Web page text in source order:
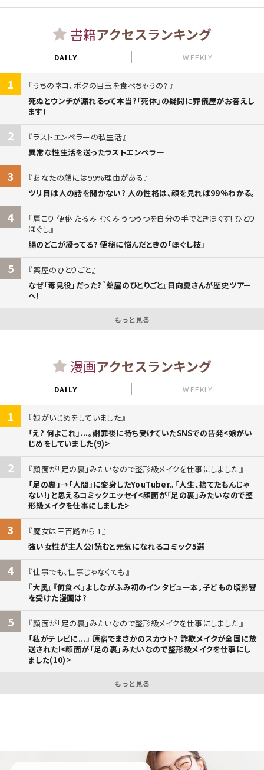
書籍アクセスランキング
DAILY WEEKLY
1
うちのネコ、ボクの目玉を食べちゃうの?
死ぬとウンチが漏れるって本当?「死体」の疑問に葬儀屋がお答えし
ます!
2
ラストエンペラーの私生活
異常な性生活を送ったラストエンペラー
3
あなたの顔には99%理由がある
ツリ目は人の話を聞かない? 人の性格は、顔を見れば99%わかる。
4
肩こり 便秘 たるみ むくみ うつうつを自分の手でときほぐす! ひとり
ほぐし
腸のどこが凝ってる? 便秘に悩んだときの「ほぐし技」
5
薬屋のひとりごと
なぜ「毒見役」だった?『薬屋のひとりごと』日向夏さんが歴史ツアー
へ!
もっと見る
漫画アクセスランキング
DAILY WEEKLY
1
娘がいじめをしていました
「え? 何よこれ」...。謝罪後に待ち受けていたSNSでの告発<娘がい
じめをしていました(9)>
2
顔面が「足の裏」みたいなので整形級メイクを仕事にしました
「足の裏」→「人間」に変身したYouTuber。「人生、捨てたもんじゃ
ない!」と思えるコミックエッセイ<顔面が「足の裏」みたいなので整
形級メイクを仕事にしました>
3
魔女は三百路から 1
強い女性が主人公!読むと元気になれるコミック5選
4
仕事でも、仕事じゃなくても
『大奥』『何食べ』よしながふみ初のインタビュー本。子どもの頃影響
を受けた漫画は?
5
顔面が「足の裏」みたいなので整形級メイクを仕事にしました
「私がテレビに...」 原宿でまさかのスカウト? 詐欺メイクが全国に放
送された!<顔面が「足の裏」みたいなので整形級メイクを仕事にし
ました(10)>
もっと見る